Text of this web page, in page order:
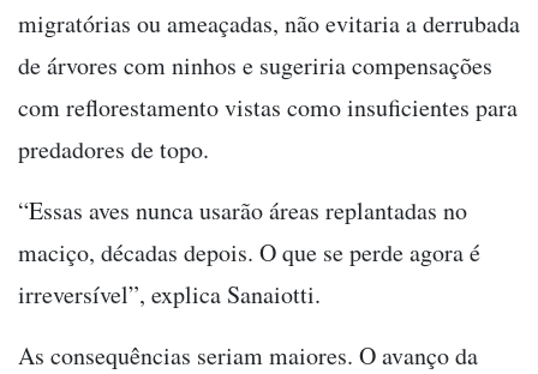
migratórias ou ameaçadas, não evitaria a derrubada
de árvores com ninhos e sugeriria compensações
com reflorestamento vistas como insuficientes para
predadores de topo.
“Essas aves nunca usarão áreas replantadas no
maciço, décadas depois. O que se perde agora é
irreversível”, explica Sanaiotti.
As consequências seriam maiores. O avanço da